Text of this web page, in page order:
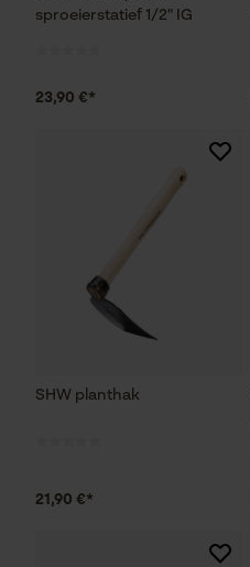
sproeierstatief 1/2" IG
23,90 €*
SHW planthak
21,90 €*